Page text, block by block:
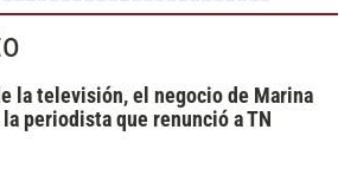
la televisión, el negocio de Marina
periodista que renunció a TN